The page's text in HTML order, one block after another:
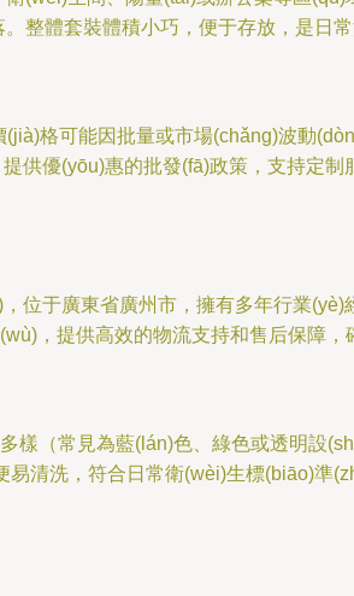
整體套裝體積小巧，便于存放，是日常
格可能因批量或市場(chǎng)波動
供優(yōu)惠的批發(fā)政策，支持定
位于廣東省廣州市，擁有多年行業
，提供高效的物流支持和售后保障
樣（常見為藍(lán)色、綠色或透明設
清洗，符合日常衛(wèi)生標(biāo)準